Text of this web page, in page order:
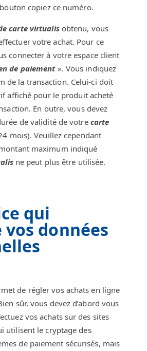
copiez ce numéro.
carte virtualisobtenu, vous
votre achat. Pour ce
connecter à votre espace client
de paiement». Vous indiquez
de la transaction. Celui-ci doit
affiché pour le produit acheté
En outre, vous devez
de validité de votre carte
mois). Veuillez cependant
maximum indiqué
ne peut plus être utilisée.
qui
vos données
de régler vos achats en ligne
sûr, vous devez d’abord vous
vos achats sur des sites
utilisent le cryptage des
de paiement sécurisés, mais